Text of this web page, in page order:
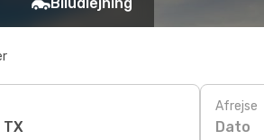
Afrejse
Dato